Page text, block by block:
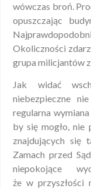
wówczas broń.
opuszczając
Okoliczności
grupa milicjantów
Jak widać
niebezpieczne
regularna
by się mogło, nie
znajdujących się
Zamach przed
niepokojące
że w przyszłości